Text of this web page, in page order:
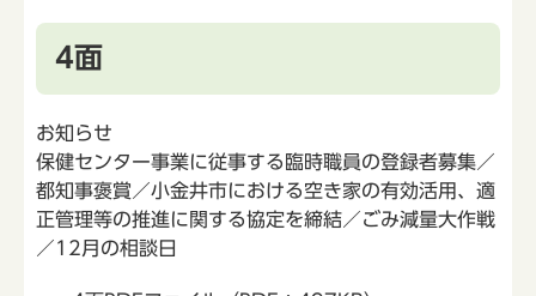
4面
お知らせ
保健センター事業に従事する臨時職員の登録者募集／
都知事褒賞／小金井市における空き家の有効活用、適
正管理等の推進に関する協定を締結／ごみ減量大作戦
／12月の相談日